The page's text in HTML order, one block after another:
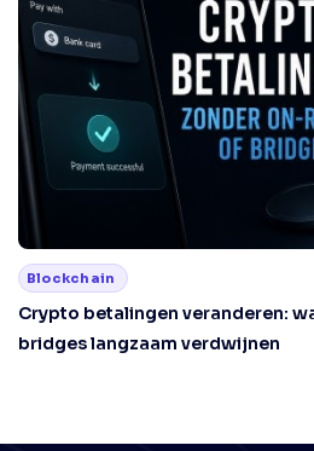
Blockchain
Crypto betalingen veranderen:
bridges langzaam verdwijnen